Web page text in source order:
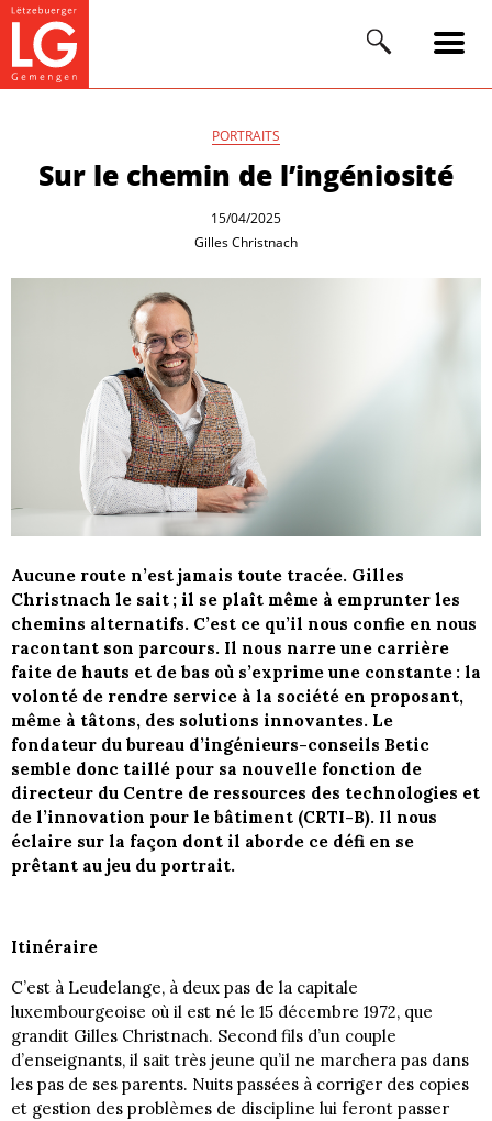
PORTRAITS
Sur le chemin de l’ingéniosité
15/04/2025
Gilles Christnach
Aucune route n’est jamais toute tracée. Gilles
Christnach le sait ; il se plaît même à emprunter les
chemins alternatifs. C’est ce qu’il nous confie en nous
racontant son parcours. Il nous narre une carrière
faite de hauts et de bas où s’exprime une constante : la
volonté de rendre service à la société en proposant,
même à tâtons, des solutions innovantes. Le
fondateur du bureau d’ingénieurs-conseils Betic
semble donc taillé pour sa nouvelle fonction de
directeur du Centre de ressources des technologies et
de l’innovation pour le bâtiment (CRTI-B). Il nous
éclaire sur la façon dont il aborde ce défi en se
prêtant au jeu du portrait.
Itinéraire
C’est à Leudelange, à deux pas de la capitale
luxembourgeoise où il est né le 15 décembre 1972, que
grandit Gilles Christnach. Second fils d’un couple
d’enseignants, il sait très jeune qu’il ne marchera pas dans
les pas de ses parents. Nuits passées à corriger des copies
et gestion des problèmes de discipline lui feront passer